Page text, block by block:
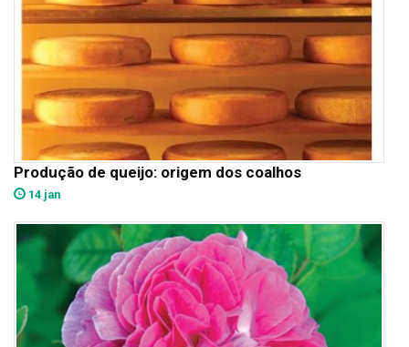
Produção de queijo: origem dos coalhos
14 jan